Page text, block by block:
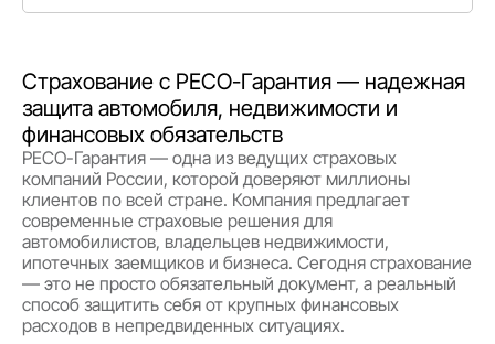
Страхование с РЕСО-Гарантия — надежная
защита автомобиля, недвижимости и
финансовых обязательств
РЕСО-Гарантия — одна из ведущих страховых
компаний России, которой доверяют миллионы
клиентов по всей стране. Компания предлагает
современные страховые решения для
автомобилистов, владельцев недвижимости,
ипотечных заемщиков и бизнеса. Сегодня страхование
— это не просто обязательный документ, а реальный
способ защитить себя от крупных финансовых
расходов в непредвиденных ситуациях.